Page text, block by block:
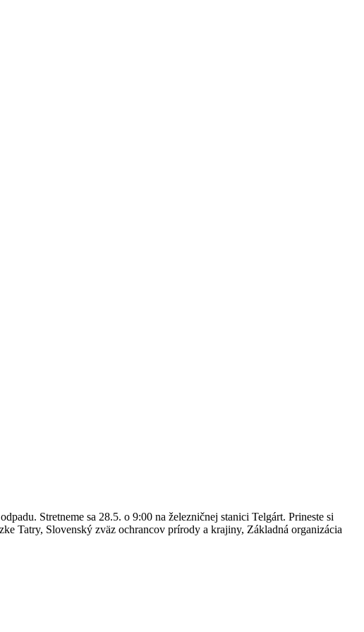
Stretneme sa 28.5. o 9:00 na železničnej stanici Telgárt. Prineste si
Tatry, Slovenský zväz ochrancov prírody a krajiny, Základná organizácia